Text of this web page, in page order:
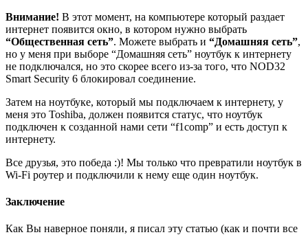
Внимание! В этот момент, на компьютере который раздает
интернет появится окно, в котором нужно выбрать
“Общественная сеть”. Можете выбрать и “Домашняя сеть”,
но у меня при выборе “Домашняя сеть” ноутбук к интернету
не подключался, но это скорее всего из-за того, что NOD32
Smart Security 6 блокировал соединение.
Затем на ноутбуке, который мы подключаем к интернету, у
меня это Toshiba, должен появится статус, что ноутбук
подключен к созданной нами сети “f1comp” и есть доступ к
интернету.
Все друзья, это победа :)! Мы только что превратили ноутбук в
Wi-Fi роутер и подключили к нему еще один ноутбук.
Заключение
Как Вы наверное поняли, я писал эту статью (как и почти все